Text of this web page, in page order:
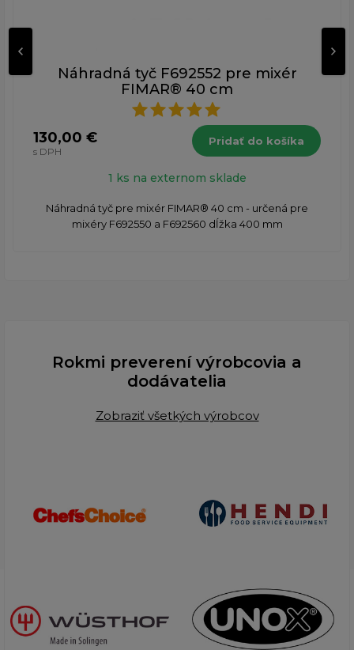
Náhradná tyč F692552 pre mixér
FIMAR® 40 cm
130,00 €
s DPH
Pridať do košíka
1 ks na externom sklade
Náhradná tyč pre mixér FIMAR® 40 cm - určená pre
mixéry F692550 a F692560 dĺžka 400 mm
Rokmi preverení výrobcovia a
dodávatelia
Zobraziť všetkých výrobcov